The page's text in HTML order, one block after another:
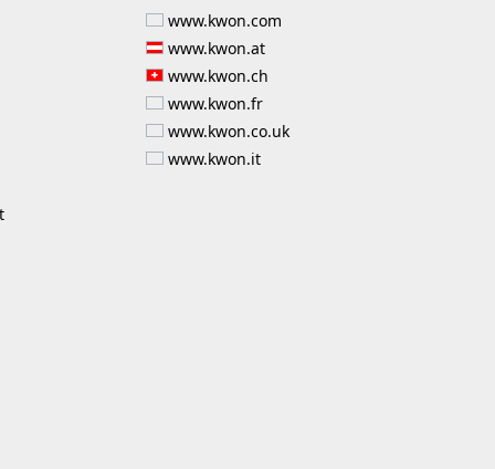
www.kwon.com
www.kwon.at
www.kwon.ch
www.kwon.fr
www.kwon.co.uk
www.kwon.it